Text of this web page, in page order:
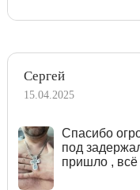
Сергей
15.04.2025
Спасибо
под
пришло ,